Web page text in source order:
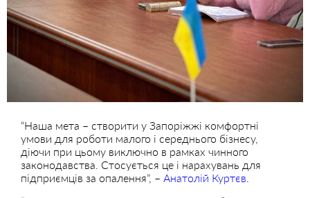
“Наша мета – створити у Запоріжжі комфортні
умови для роботи малого і середнього бізнесу,
діючи при цьому виключно в рамках чинного
законодавства. Стосується це і нарахувань для
підприємців за опалення”, – Анатолій Куртєв